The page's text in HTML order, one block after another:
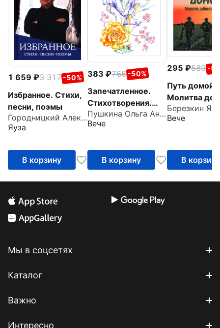
1 659 3 317 -50%
Избранное. Стихи,
песни, поэмы
Городницкий Александр Моисеевич
Яуза
В корзину
383 765 -50%
Запечатленное.
Стихотворения.
Избранное
Пушкина Ольга Анатольевна
Вече
В корзину
295 589 -
Путь домой.
Молитва
русской
Березкин Ян
Вече
В корзину
Мы в соцсетях
Каталог
Важно
Интересно